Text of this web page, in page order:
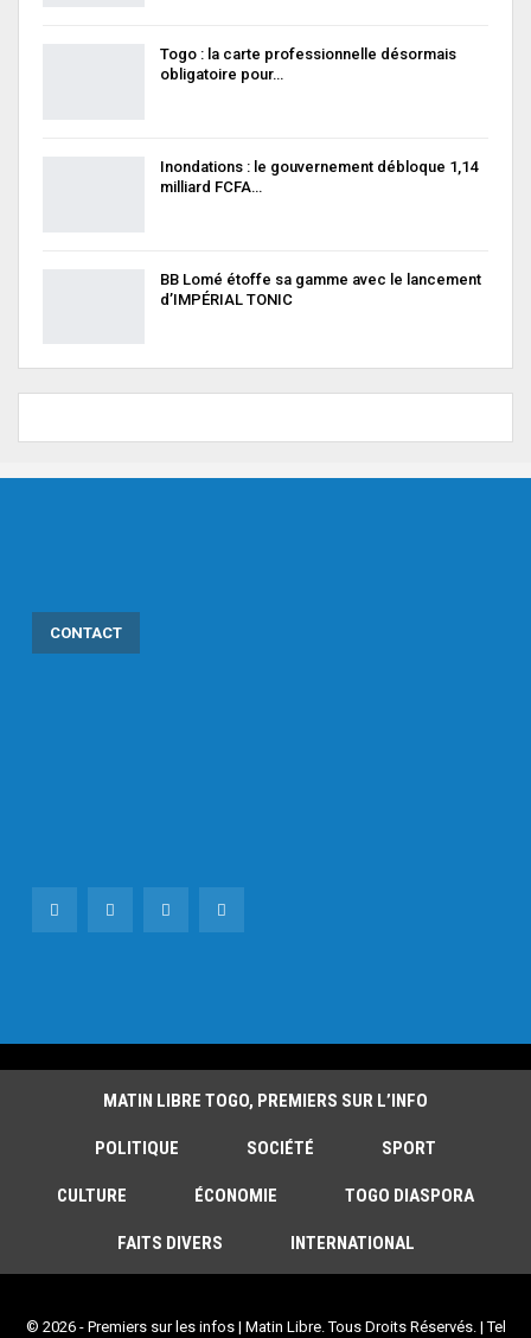
Togo : la carte professionnelle désormais
obligatoire pour…
Inondations : le gouvernement débloque 1,14
milliard FCFA…
BB Lomé étoffe sa gamme avec le lancement
d’IMPÉRIAL TONIC
CONTACT
MATIN LIBRE TOGO, PREMIERS SUR L’INFO
POLITIQUE SOCIÉTÉ SPORT
CULTURE ÉCONOMIE TOGO DIASPORA
FAITS DIVERS INTERNATIONAL
© 2026 - Premiers sur les infos | Matin Libre. Tous Droits Réservés. | Tel